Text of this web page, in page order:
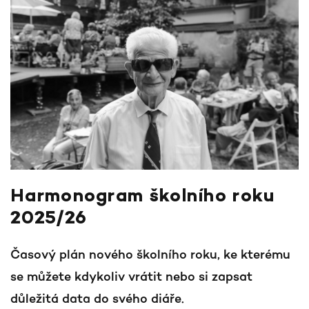
Harmonogram školního roku
2025/26
Časový plán nového školního roku, ke kterému
se můžete kdykoliv vrátit nebo si zapsat
důležitá data do svého diáře.